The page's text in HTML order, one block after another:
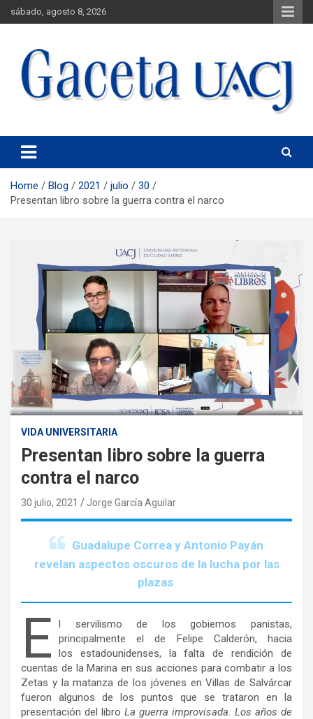
sábado, agosto 8, 2026
Gaceta UACJ
Home Blog 2021 julio
30
Presentan libro sobre la guerra contra el narco
VIDA UNIVERSITARIA
Presentan libro sobre la guerra
contra el narco
30 julio, 2021 Jorge García Aguilar
Guadalupe Correa y Antonio Payán
revelan aspectos oscuros de la lucha por las
plazas
E
l servilismo de los gobiernos panistas,
principalmente el de Felipe Calderón, hacia
los estadounidenses, la falta de rendición de
cuentas de la Marina en sus acciones para combatir a los
Zetas y la matanza de los jóvenes en Villas de Salvárcar
fueron algunos de los puntos que se trataron en la
presentación del libro La guerra improvisada. Los años de